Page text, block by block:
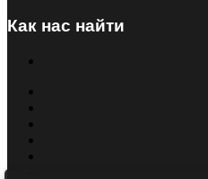
Как нас найти